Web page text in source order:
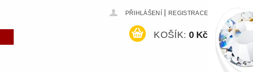
PŘIHLÁŠENÍ REGISTRACE
KOŠÍK: 0 Kč